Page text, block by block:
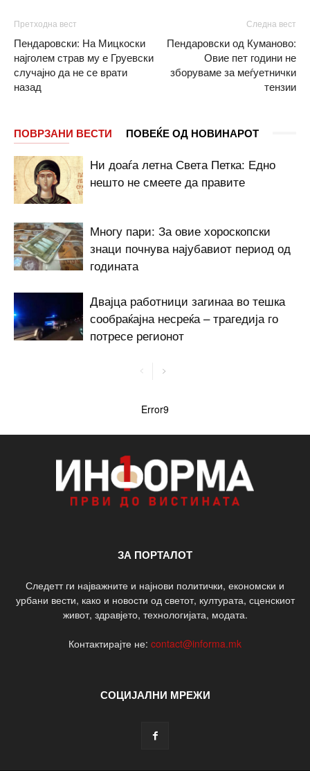
Претходна вест
Пендаровски: На Мицкоски
најголем страв му е Груевски
случајно да не се врати
назад
Следна вест
Пендаровски од Куманово:
Овие пет години не
зборуваме за меѓуетнички
тензии
ПОВРЗАНИ ВЕСТИ ПОВЕЌЕ ОД НОВИНАРОТ
Ни доаѓа летна Света Петка: Едно
нешто не смеете да правите
Многу пари: За овие хороскопски
знаци почнува најубавиот период од
годината
Двајца работници загинаа во тешка
сообраќајна несреќа – трагедија го
потресе регионот
Error9
ЗА ПОРТАЛОТ
Следетт ги најважните и најнови политички, економски и
урбани вести, како и новости од светот, културата, сценскиот
живот, здравјето, технологијата, модата.
Контактирајте не: contact@informa.mk
СОЦИЈАЛНИ МРЕЖИ